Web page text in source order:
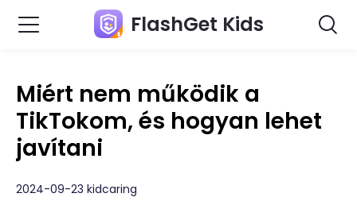
FlashGet Kids
Miért nem működik a
TikTokom, és hogyan lehet
javítani
2024-09-23 kidcaring